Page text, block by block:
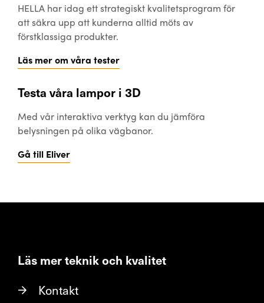
HELLA har idag ett strategiskt kvalitetsprogram för
att säkra upp att kunderna alltid möts av
förstklassiga produkter.
Läs mer om våra tester
Testa våra lampor i 3D
Med vår interaktiva verktyg kan du jämföra
belysningen på olika vägbanor.
Gå till Eliver
Läs mer teknik och kvalitet
Kontakt